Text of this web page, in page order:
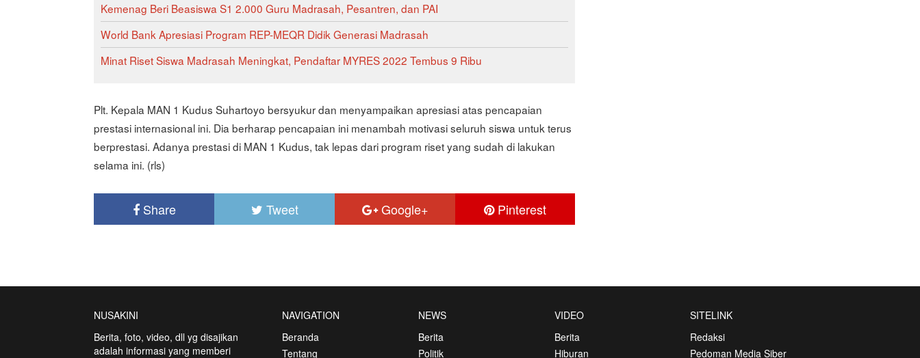
Kemenag Beri Beasiswa S1 2.000 Guru Madrasah, Pesantren, dan PAI
World Bank Apresiasi Program REP-MEQR Didik Generasi Madrasah
Minat Riset Siswa Madrasah Meningkat, Pendaftar MYRES 2022 Tembus 9 Ribu
Plt. Kepala MAN 1 Kudus Suhartoyo bersyukur dan menyampaikan apresiasi atas pencapaian
prestasi internasional ini. Dia berharap pencapaian ini menambah motivasi seluruh siswa untuk terus
berprestasi. Adanya prestasi di MAN 1 Kudus, tak lepas dari program riset yang sudah di lakukan
selama ini. (rls)
Share Tweet Google+ Pinterest
NUSAKINI
Berita, foto, video, dll yg disajikan
adalah informasi yang memberi
NAVIGATION
Beranda
Tentang
NEWS
Berita
Politik
VIDEO
Berita
Hiburan
SITELINK
Redaksi
Pedoman Media Siber